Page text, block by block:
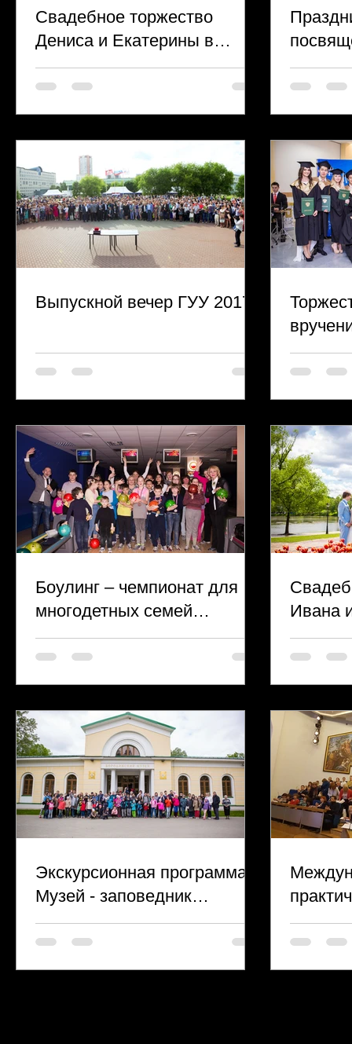
Свадебное торжество
Дениса и Екатерины в
белоснежном шатре
«Сказка» Национального
конного парка
любви
Выпускной вечер ГУУ 2017
Боулинг – чемпионат для
многодетных семей
Муниципального округа
Аэропорт
Ивана
Экскурсионная программа в
Музей - заповедник
«Бородинское поле»